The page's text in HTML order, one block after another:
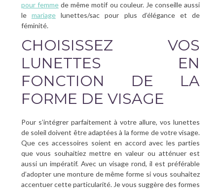
pour femmede même motif ou couleur. Je conseille aussi
le mariagelunettes/sac pour plus d’élégance et de
féminité.
CHOISISSEZ VOS
LUNETTES EN
FONCTION DE LA
FORME DE VISAGE
Pour s’intégrer parfaitement à votre allure, vos lunettes
de soleil doivent être adaptées à la forme de votre visage.
Que ces accessoires soient en accord avec les parties
que vous souhaitiez mettre en valeur ou atténuer est
aussi un impératif. Avec un visage rond, il est préférable
d’adopter une monture de même forme si vous souhaitez
accentuer cette particularité. Je vous suggère des formes